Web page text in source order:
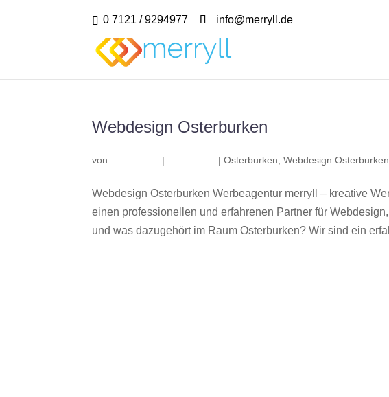
0 7121 / 9294977 info@merryll.de
Webdesign Osterburken
von | |Osterburken ,Webdesign Osterburken
Webdesign Osterburken Werbeagentur merryll – kreative
einen professionellen und erfahrenen Partner für
und was dazugehört im Raum Osterburken? Wir sind ein